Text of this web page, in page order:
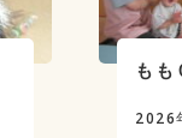
も
2026